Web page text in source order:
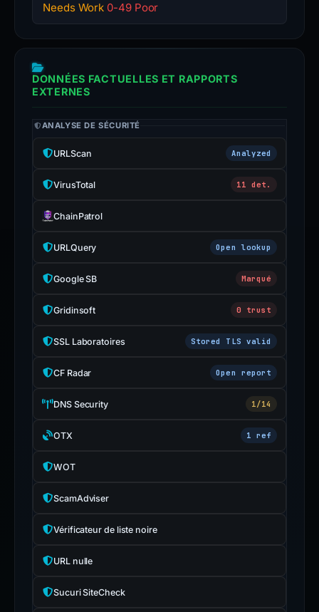
Needs Work 0-49 Poor
DONNÉES FACTUELLES ET RAPPORTS
EXTERNES
ANALYSE DE SÉCURITÉ
URLScan Analyzed
VirusTotal 11 det.
ChainPatrol
URLQuery Open lookup
Google SB Marqué
Gridinsoft 0 trust
SSL Laboratoires Stored TLS valid
CF Radar Open report
DNS Security 1/14
OTX 1 ref
WOT
ScamAdviser
Vérificateur de liste noire
URL nulle
Sucuri SiteCheck